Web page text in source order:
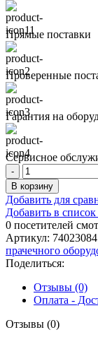
Прямые поставки
Проверенные
Гарантия на
Сервисное
Количество
товара
RIVET
TETE
RONDE
PLATE
В корзину
Добавить для
Добавить в
0 посетителей
Артикул: 74023084
прачечного
Поделиться:
Отзывы (0)
Оплата -
Отзывы (0)